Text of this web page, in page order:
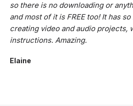
so there is no downloading or
and most of it is FREE too! It has
creating video and audio projects,
instructions. Amazing.
Elaine